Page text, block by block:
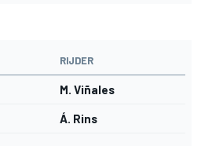
RIJDER
M. Viñales
Á. Rins